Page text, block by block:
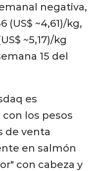
negativa,
(US$ ~4,61)/kg,
~5,17)/kg
15 del
es
los pesos
de venta
en salmón
con cabeza y